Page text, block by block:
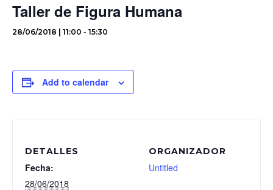
Taller de Figura Humana
28/06/2018 | 11:00 - 15:30
Add to calendar
DETALLES
Fecha:
28/06/2018
ORGANIZADOR
Untitled